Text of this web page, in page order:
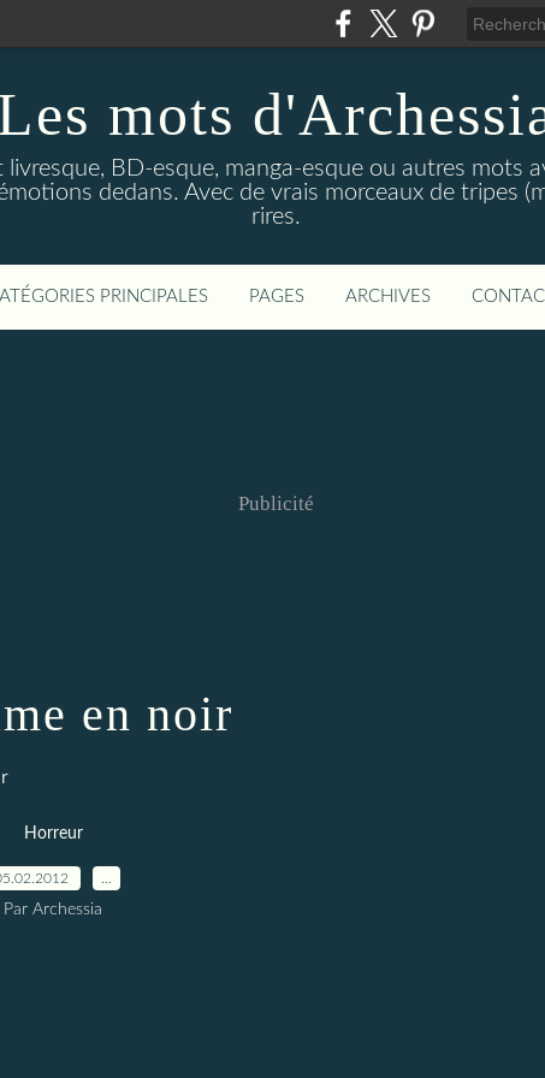
mots
BD-esque, manga-esque ou autres mots
dedans. Avec de vrais morceaux de tripes
rires.
PRINCIPALES PAGES ARCHIVES
Publicité
en noir
Horreur
Par Archessia